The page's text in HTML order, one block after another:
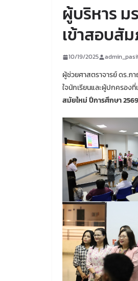
ผู้บริหาร ม
เข้าสอบสั
10/19/2025
ผู้ช่วยศาสตราจารย์ ดร.ภ
ใจนักเรียนและผู้ปกครองที่
สมัยใหม่ ปีการศึกษา 2569